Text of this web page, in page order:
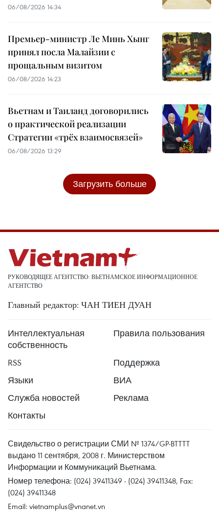
06/08/2026 14:34
Премьер-министр Ле Минь Хынг
принял посла Малайзии с
прощальным визитом
06/08/2026 14:23
Вьетнам и Таиланд договорились
о практической реализации
Стратегии «трёх взаимосвязей»
06/08/2026 13:29
Загрузить больше
РУКОВОДЯЩЕЕ АГЕНТСТВО: ВЬЕТНАМСКОЕ ИНФОРМАЦИОННОЕ
АГЕНТСТВО
Главный редактор: ЧАН ТИЕН ДУАН
Интеллектуальная
собственность
Правила пользования
RSS
Поддержка
Языки
ВИА
Служба новостей
Реклама
Контакты
Свидельство о регистрации СМИ № 1374/GP-BTTTT
выдано 11 сентября, 2008 г. Министерством
Информации и Коммуникаций Вьетнама.
Номер телефона: (024) 39411349 - (024) 39411348, Fax:
(024) 39411348
Email: vietnamplus@vnanet.vn